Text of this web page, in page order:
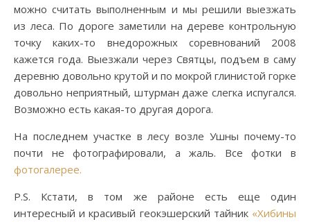
можно считать выполненным и мы решили выезжать
из леса. По дороге заметили на дереве контрольную
точку каких-то внедорожных соревнований 2008
кажется года. Выезжали через Святцы, подъем в саму
деревню довольно крутой и по мокрой глинистой горке
довольно неприятный, штурман даже слегка испугался.
Возможно есть какая-то другая дорога.
На последнем участке в лесу возле Ушны почему-то
почти не фотографировали, а жаль. Все фотки в
фотогалерее.
P.S. Кстати, в том же районе есть еще один
интересный и красивый геокэшерский тайник «Хибины